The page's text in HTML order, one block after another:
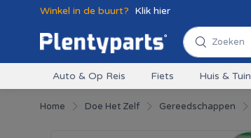
Winkel in de buurt? Klik hier
Auto & Op Reis Fiets Huis & Tuin
Home Doe Het Zelf Gereedschappen